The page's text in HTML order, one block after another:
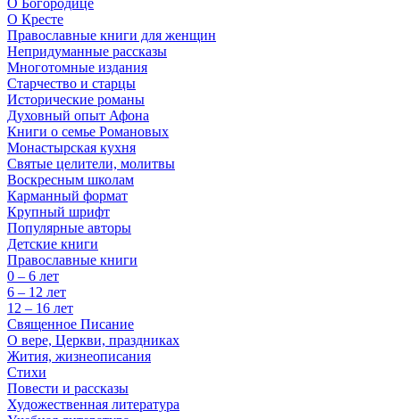
О Богородице
О Кресте
Православные книги для женщин
Непридуманные рассказы
Многотомные издания
Старчество и старцы
Исторические романы
Духовный опыт Афона
Книги о семье Романовых
Монастырская кухня
Святые целители, молитвы
Воскресным школам
Карманный формат
Крупный шрифт
Популярные авторы
Детские книги
Православные книги
0 – 6 лет
6 – 12 лет
12 – 16 лет
Священное Писание
О вере, Церкви, праздниках
Жития, жизнеописания
Стихи
Повести и рассказы
Художественная литература